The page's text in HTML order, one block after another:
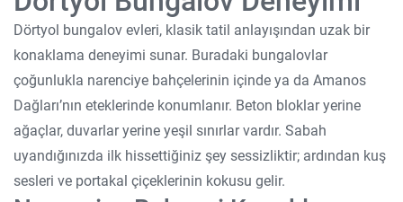
Dörtyol bungalov evleri, klasik tatil anlayışından uzak bir
konaklama deneyimi sunar. Buradaki bungalovlar
çoğunlukla narenciye bahçelerinin içinde ya da Amanos
Dağları’nın eteklerinde konumlanır. Beton bloklar yerine
ağaçlar, duvarlar yerine yeşil sınırlar vardır. Sabah
uyandığınızda ilk hissettiğiniz şey sessizliktir; ardından kuş
sesleri ve portakal çiçeklerinin kokusu gelir.